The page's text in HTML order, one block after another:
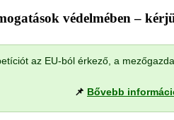
védelmében –
az EU-ból érkező, a
📌 Bővebb